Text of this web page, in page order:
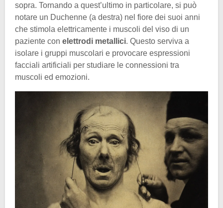
sopra. Tornando a quest’ultimo in particolare, si può
notare un Duchenne (a destra) nel fiore dei suoi anni
che stimola elettricamente i muscoli del viso di un
paziente con elettrodi metallici. Questo serviva a
isolare i gruppi muscolari e provocare espressioni
facciali artificiali per studiare le connessioni tra
muscoli ed emozioni.